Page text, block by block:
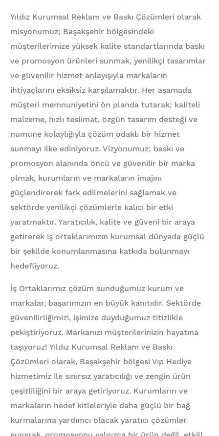
Yıldız Kurumsal Reklam ve Baskı Çözümleri olarak
misyonumuz; Başakşehir bölgesindeki
müşterilerimize yüksek kalite standartlarında baskı
ve promosyon ürünleri sunmak, yenilikçi tasarımlar
ve güvenilir hizmet anlayışıyla markaların
ihtiyaçlarını eksiksiz karşılamaktır. Her aşamada
müşteri memnuniyetini ön planda tutarak; kaliteli
malzeme, hızlı teslimat, özgün tasarım desteği ve
numune kolaylığıyla çözüm odaklı bir hizmet
sunmayı ilke ediniyoruz. Vizyonumuz; baskı ve
promosyon alanında öncü ve güvenilir bir marka
olmak, kurumların ve markaların imajını
güçlendirerek fark edilmelerini sağlamak ve
sektörde yenilikçi çözümlerle kalıcı bir etki
yaratmaktır. Yaratıcılık, kalite ve güveni bir araya
getirerek iş ortaklarımızın kurumsal dünyada güçlü
bir şekilde konumlanmasına katkıda bulunmayı
hedefliyoruz.
İş Ortaklarımız çözüm sunduğumuz kurum ve
markalar, başarımızın en büyük kanıtıdır. Sektörde
güvenilirliğimizi, işimize duyduğumuz titizlikle
pekiştiriyoruz. Markanızı müşterilerinizin hayatına
taşıyoruz! Yıldız Kurumsal Reklam ve Baskı
Çözümleri olarak, Başakşehir bölgesi Vıp Hediye
hizmetimiz ile sınırsız yaratıcılığı ve zengin ürün
çeşitliliğini bir araya getiriyoruz. Kurumların ve
markaların hedef kitleleriyle daha güçlü bir bağ
kurmalarına yardımcı olacak yaratıcı çözümler